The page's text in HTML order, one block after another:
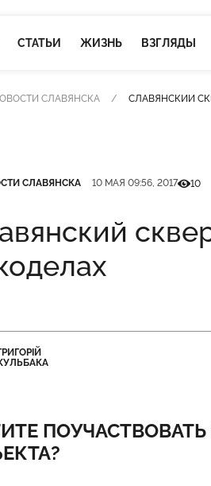
СТАТЬИ ЖИЗНЬ ВЗГЛЯДЫ
СЛАВЯНСКА СЛАВЯНСКИЙ
СЛАВЯНСКА 10 МАЯ 09:56, 2017 10